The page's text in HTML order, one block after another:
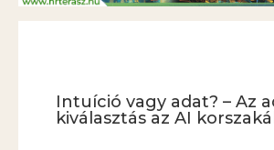
Intuíció vagy adat? – Az
kiválasztás az AI